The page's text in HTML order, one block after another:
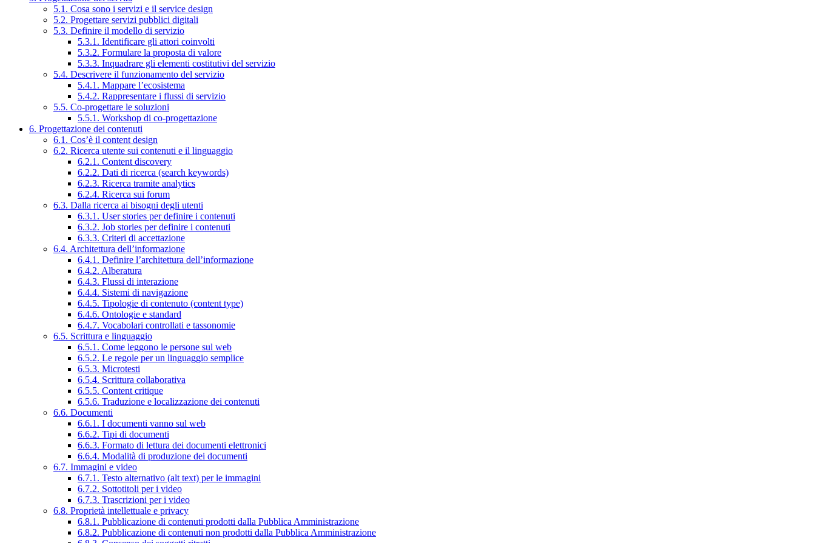
5.1. Cosa sono i servizi e il service design
5.2. Progettare servizi pubblici digitali
5.3. Definire il modello di servizio
5.3.1. Identificare gli attori coinvolti
5.3.2. Formulare la proposta di valore
5.3.3. Inquadrare gli elementi costitutivi del servizio
5.4. Descrivere il funzionamento del servizio
5.4.1. Mappare l’ecosistema
5.4.2. Rappresentare i flussi di servizio
5.5. Co-progettare le soluzioni
5.5.1. Workshop di co-progettazione
6. Progettazione dei contenuti
6.1. Cos’è il content design
6.2. Ricerca utente sui contenuti e il linguaggio
6.2.1. Content discovery
6.2.2. Dati di ricerca (search keywords)
6.2.3. Ricerca tramite analytics
6.2.4. Ricerca sui forum
6.3. Dalla ricerca ai bisogni degli utenti
6.3.1. User stories per definire i contenuti
6.3.2. Job stories per definire i contenuti
6.3.3. Criteri di accettazione
6.4. Architettura dell’informazione
6.4.1. Definire l’architettura dell’informazione
6.4.2. Alberatura
6.4.3. Flussi di interazione
6.4.4. Sistemi di navigazione
6.4.5. Tipologie di contenuto (content type)
6.4.6. Ontologie e standard
6.4.7. Vocabolari controllati e tassonomie
6.5. Scrittura e linguaggio
6.5.1. Come leggono le persone sul web
6.5.2. Le regole per un linguaggio semplice
6.5.3. Microtesti
6.5.4. Scrittura collaborativa
6.5.5. Content critique
6.5.6. Traduzione e localizzazione dei contenuti
6.6. Documenti
6.6.1. I documenti vanno sul web
6.6.2. Tipi di documenti
6.6.3. Formato di lettura dei documenti elettronici
6.6.4. Modalità di produzione dei documenti
6.7. Immagini e video
6.7.1. Testo alternativo (alt text) per le immagini
6.7.2. Sottotitoli per i video
6.7.3. Trascrizioni per i video
6.8. Proprietà intellettuale e privacy
6.8.1. Pubblicazione di contenuti prodotti dalla Pubblica Amministrazione
6.8.2. Pubblicazione di contenuti non prodotti dalla Pubblica Amministrazione